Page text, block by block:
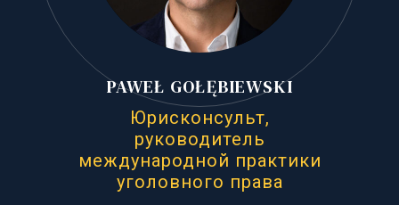
PAWEŁ GOŁĘBIEWSKI
Юрисконсульт,
руководитель
международной практики
уголовного права